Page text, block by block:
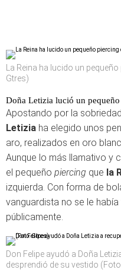
La Reina ha lucido un
Gtres)
Doña Letizia lució un pequeño
Apostando por la
Letizia ha elegido unos
aro, realizados en oro
Aunque lo más llamativo y
el pequeño piercing que la
izquierda. Con forma de
vanguardista no se le
públicamente.
Don Felipe ayudó a Doña
desprendió de su vestido